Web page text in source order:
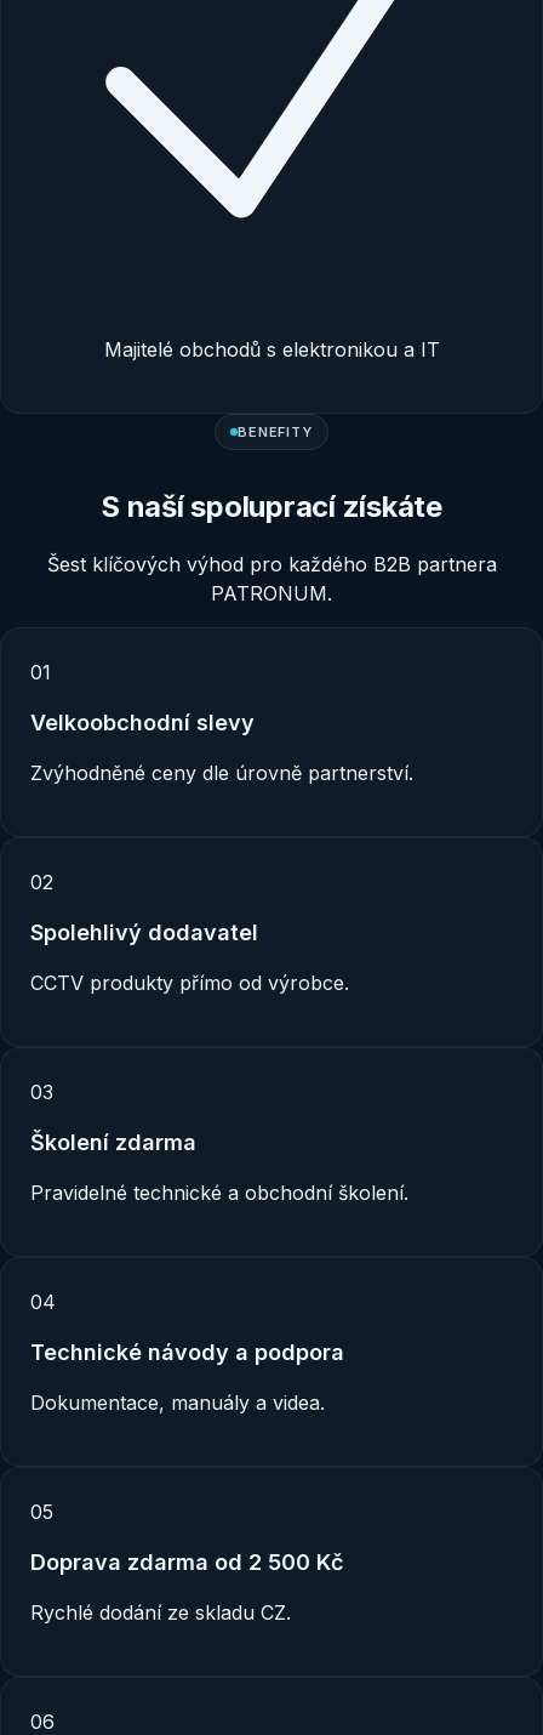
Majitelé obchodů s elektronikou a IT
BENEFITY
S naší spoluprací získáte
Šest klíčových výhod pro každého B2B partnera
PATRONUM.
01
Velkoobchodní slevy
Zvýhodněné ceny dle úrovně partnerství.
02
Spolehlivý dodavatel
CCTV produkty přímo od výrobce.
03
Školení zdarma
Pravidelné technické a obchodní školení.
04
Technické návody a podpora
Dokumentace, manuály a videa.
05
Doprava zdarma od 2 500 Kč
Rychlé dodání ze skladu CZ.
06